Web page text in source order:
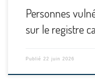
Personnes
sur le registre
Publié 22 juin 2026